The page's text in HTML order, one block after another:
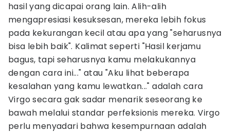
hasil yang dicapai orang lain. Alih-alih
mengapresiasi kesuksesan, mereka lebih fokus
pada kekurangan kecil atau apa yang "seharusnya
bisa lebih baik". Kalimat seperti "Hasil kerjamu
bagus, tapi seharusnya kamu melakukannya
dengan cara ini..." atau "Aku lihat beberapa
kesalahan yang kamu lewatkan..." adalah cara
Virgo secara gak sadar menarik seseorang ke
bawah melalui standar perfeksionis mereka. Virgo
perlu menyadari bahwa kesempurnaan adalah